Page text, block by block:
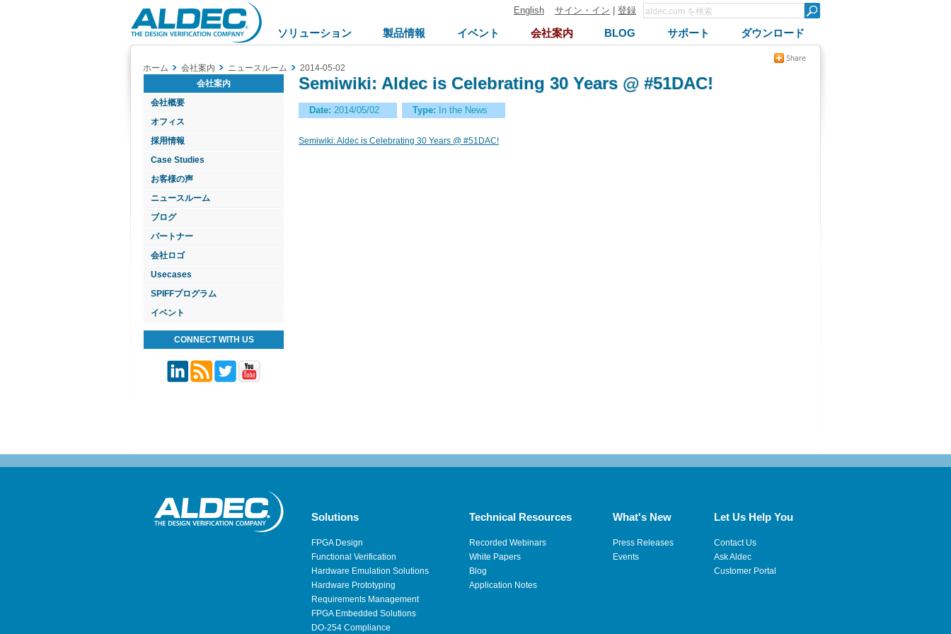
Aldec
Logo
English サイン・イン 登録
ソリューション 製品情報 イベント 会社案内 BLOG サポート ダウンロード
ホーム 会社案内 ニュースルーム
2014-05-02
会社案内
会社概要
オフィス
採用情報
Case Studies
お客様の声
ニュースルーム
ブログ
パートナー
会社ロゴ
Usecases
SPIFFプログラム
イベント
CONNECT WITH US
Semiwiki: Aldec is Celebrating 30 Years @ #51DAC!
Date: 2014/05/02 Type: In the News
Semiwiki: Aldec is Celebrating 30 Years @ #51DAC!
Solutions
FPGA Design
Functional Verification
Hardware Emulation Solutions
Hardware Prototyping
Requirements Management
FPGA Embedded Solutions
DO-254 Compliance
Technical Resources
Recorded Webinars
White Papers
Blog
Application Notes
What's New
Press Releases
Events
Let Us Help You
Contact Us
Ask Aldec
Customer Portal